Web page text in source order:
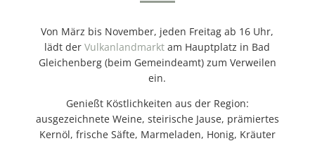
Von März bis November, jeden Freitag ab 16 Uhr,
lädt derVulkanlandmarkt am Hauptplatz in Bad
Gleichenberg (beim Gemeindeamt) zum Verweilen
ein.
Genießt Köstlichkeiten aus der Region:
ausgezeichnete Weine, steirische Jause, prämiertes
Kernöl, frische Säfte, Marmeladen, Honig, Kräuter